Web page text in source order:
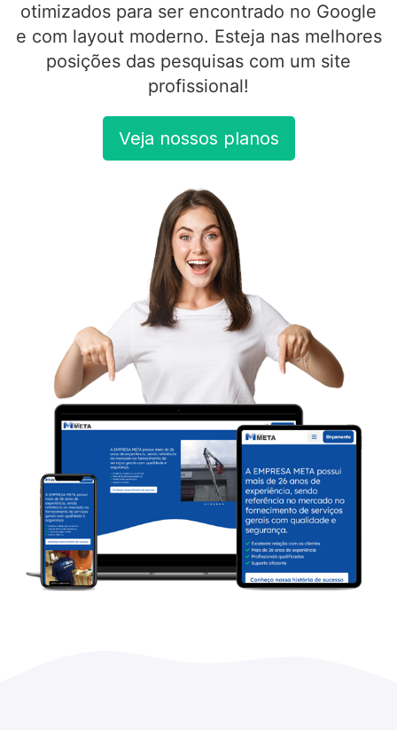
otimizados para ser encontrado no Google
e com layout moderno. Esteja nas melhores
posições das pesquisas com um site
profissional!
Veja nossos planos